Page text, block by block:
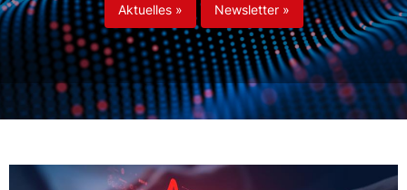
Aktuelles » Newsletter »